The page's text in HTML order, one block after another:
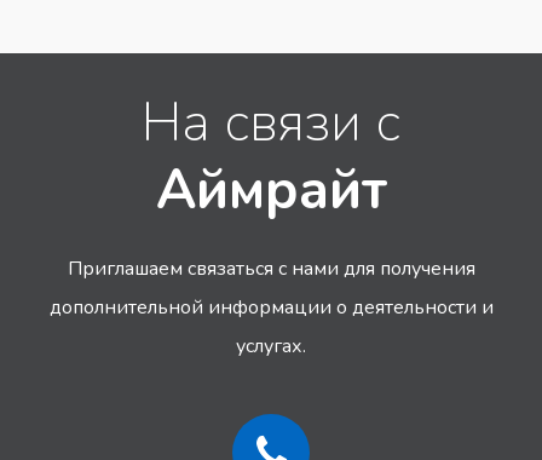
На связи с
Аймрайт
Приглашаем связаться с нами для получения
дополнительной информации о деятельности и
услугах.